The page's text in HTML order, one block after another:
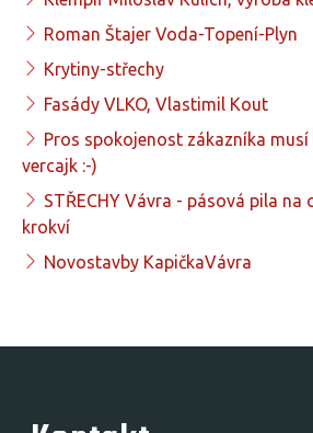
Roman Štajer Voda-Topení-Plyn
Krytiny-střechy
Fasády VLKO, Vlastimil Kout
Pros spokojenost zákazníka
vercajk :-)
STŘECHY Vávra - pásová pila na
krokví
Novostavby KapičkaVávra